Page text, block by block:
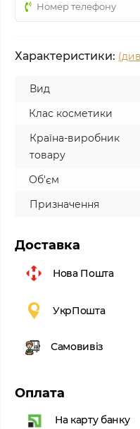
Характеристики:
Вид
Клас косметики
Країна-виробник
товару
Об'єм
Призначення
Доставка
Нова Пошта
УкрПошта
Самовивіз
Оплата
На карту банку